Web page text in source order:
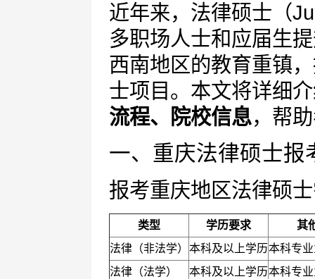
近年来，法律硕士（
多职场人士和应届生
西南地区的教育重镇
士项目。本文将详细
流程、院校信息，帮
一、重庆法律硕士报
报考重庆地区法律硕
类型 学历要求
其
法律（非法学） 本科及以上学历本科专
法律（法学）
本科及以上学历本科专